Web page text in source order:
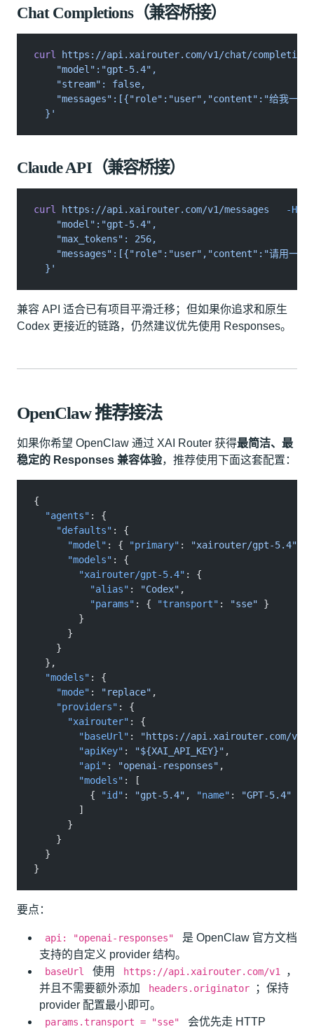
Chat Completions（兼容桥接）
curl
https://api.xairouter.com/v1/chat/completions
    "model":"gpt-5.4",
    "stream": false,
"messages":[{"role":"user","content":"给我一句
  }'
Claude API（兼容桥接）
curl https://api.xairouter.com/v1/messages
   -H
    "model":"gpt-5.4",
    "max_tokens": 256,
"messages":[{"role":"user","content":"请用一句
  }'
兼容 API 适合已有项目平滑迁移；但如果你追求和原生
Codex 更接近的链路，仍然建议优先使用 Responses。
OpenClaw 推荐接法
如果你希望 OpenClaw 通过 XAI Router 获得最简洁、最
稳定的 Responses 兼容体验，推荐使用下面这套配置：
{
  "agents"
: {
    "defaults"
: {
      "model"
: { "primary" : "xairouter/gpt-5.4"
      "models"
: {
        "xairouter/gpt-5.4"
: {
          "alias"
: "Codex" ,
          "params"
: { "transport" : "sse" }
        }
      }
    }
  },
  "models"
: {
    "mode"
: "replace" ,
    "providers"
: {
      "xairouter"
: {
        "baseUrl"
: "https://api.xairouter.com/v1"
        "apiKey"
: "${XAI_API_KEY}" ,
        "api"
: "openai-responses" ,
        "models"
: [
          {
"id" : "gpt-5.4" , "name" : "GPT-5.4"
        ]
      }
    }
  }
}
要点：
api: "openai-responses"
是 OpenClaw 官方文档
支持的自定义 provider 结构。
baseUrl 使用 https://api.xairouter.com/v1
，
并且不需要额外添加
headers.originator
；保持
provider 配置最小即可。
params.transport = "sse" 会优先走 HTTP